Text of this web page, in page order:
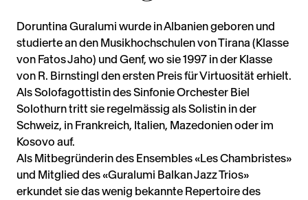
Doruntina Guralumi wurde in Albanien geboren und
studierte an den Musikhochschulen von Tirana (Klasse
von Fatos Jaho) und Genf, wo sie 1997 in der Klasse
von R. Birnstingl den ersten Preis für Virtuosität erhielt.
Als Solofagottistin des Sinfonie Orchester Biel
Solothurn tritt sie regelmässig als Solistin in der
Schweiz, in Frankreich, Italien, Mazedonien oder im
Kosovo auf.
Als Mitbegründerin des Ensembles «Les Chambristes»
und Mitglied des «Guralumi Balkan Jazz Trios»
erkundet sie das wenig bekannte Repertoire des